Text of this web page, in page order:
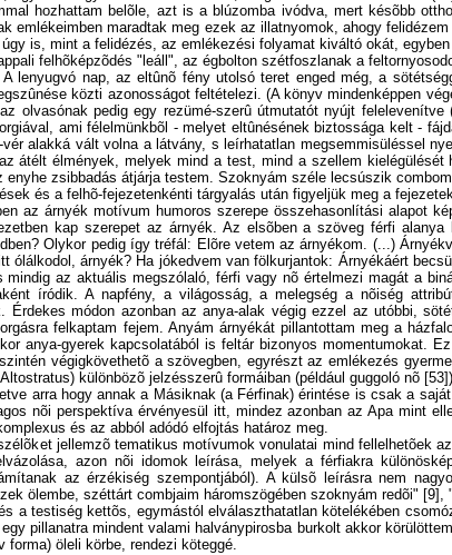
hozhattam belõle, azt is a blúzomba ivódva, mert késõbb
emlékeimben maradtak meg ezek az illatnyomok, ahogy
is, mint a felidézés, az emlékezési folyamat kiváltó okát,
felhõképzõdés "leáll", az égbolton szétfoszlanak a
lenyugvó nap, az eltûnõ fény utolsó teret enged még, a
közti azonosságot feltételezi. (A könyv mindenképpen
olvasónak pedig egy rezümé-szerû útmutatót nyújt
ami félelmünkbõl - melyet eltûnésének biztossága kelt -
alakká vált volna a látvány, s leírhatatlan megsemmisüléssel
átélt élmények, melyek mind a test, mind a szellem
zsibbadás átjárja testem. Szoknyám széle lecsúszik
és a felhõ-fejezetenkénti tárgyalás után figyeljük meg a
az árnyék motívum humoros szerepe összehasonlítási alapot
kap szerepet az árnyék. Az elsõben a szöveg férfi
Olykor pedig így tréfál: Elõre vetem az árnyékom. (...)
ólálkodol, árnyék? Ha jókedvem van fölkurjantok: Árnyékáért
mindig az aktuális megszólaló, férfi vagy nõ értelmezi magát a
íródik. A napfény, a világosság, a melegség a nõiség
Érdekes módon azonban az anya-alak végig ezzel az utóbbi,
felkaptam fejem. Anyám árnyékát pillantottam meg a
anya-gyerek kapcsolatából is feltár bizonyos momentumokat.
végigkövethetõ a szövegben, egyrészt az emlékezés
különbözõ jelzésszerû formáiban (például guggoló nõ
arra hogy annak a Másiknak (a Férfinak) érintése is csak a
nõi perspektíva érvényesül itt, mindez azonban az Apa mint
és az abból adódó elfojtás határoz meg.
jellemzõ tematikus motívumok vonulatai mind fellelhetõek
azon nõi idomok leírása, melyek a férfiakra
az érzékiség szempontjából). A külsõ leírásra nem
ölembe, széttárt combjaim háromszögében szoknyám redõi"
a testiség kettõs, egymástól elválaszthatatlan kötelékében
pillanatra mindent valami halványpirosba burkolt akkor
öleli körbe, rendezi köteggé.